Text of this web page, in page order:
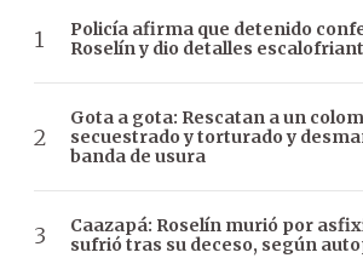
Policía afirma que detenido
Roselín y dio detalles
Gota a gota: Rescatan a un
secuestrado y torturado y
banda de usura
Caazapá: Roselín murió por
sufrió tras su deceso, según